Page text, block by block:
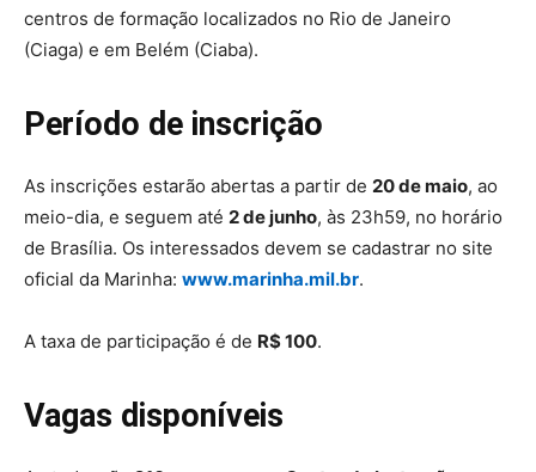
centros de formação localizados no Rio de Janeiro
(Ciaga) e em Belém (Ciaba).
Período de inscrição
As inscrições estarão abertas a partir de 20 de maio, ao
meio-dia, e seguem até 2 de junho, às 23h59, no horário
de Brasília. Os interessados devem se cadastrar no site
oficial da Marinha: www.marinha.mil.br.
A taxa de participação é de R$ 100.
Vagas disponíveis